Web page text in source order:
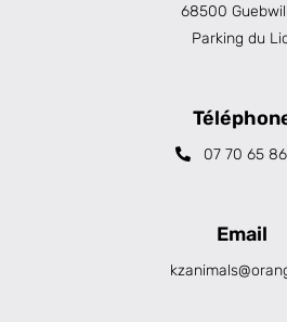
68500
Parking du
07 70 65
Email